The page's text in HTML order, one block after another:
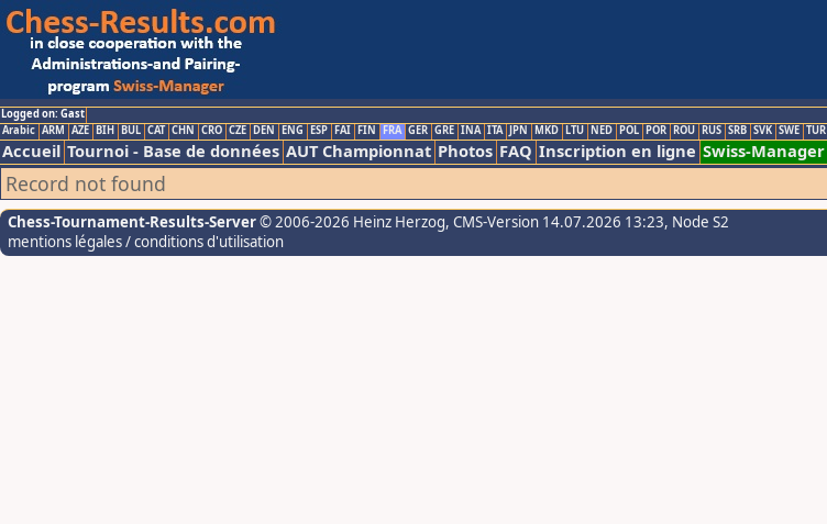
Logged on: Gast
Arabic ARM AZE BIH BUL CAT CHN CRO CZE DEN ENG ESP FAI FIN FRA GER GRE INA ITA JPN MKD LTU NED POL POR ROU RUS SRB SVK SWE TUR
Accueil Tournoi - Base de données AUT Championnat Photos FAQ Inscription en ligne Swiss-Manager
Record not found
Chess-Tournament-Results-Server© 2006-2026 Heinz Herzog, CMS-Version 14.07.2026 13:23, Node S2
mentions légales / conditions d'utilisation